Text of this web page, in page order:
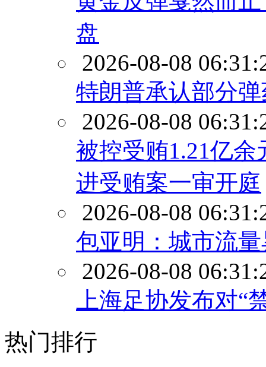
盘
2026-08-08
特朗普承认部分
2026-08-08
被控受贿1.21亿
进受贿案一审开庭
2026-08-08
包亚明：城市流
2026-08-08
上海足协发布对“
热门排行